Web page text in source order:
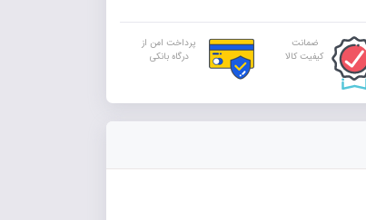
ضمانت
کیفیت کالا
پرداخت امن از
درگاه بانکی